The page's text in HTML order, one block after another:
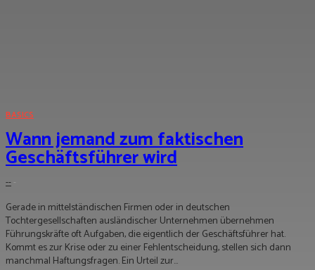
BASICS
Wann jemand zum faktischen
Geschäftsführer wird
-- -
Gerade in mittelständischen Firmen oder in deutschen
Tochtergesellschaften ausländischer Unternehmen übernehmen
Führungskräfte oft Aufgaben, die eigentlich der Geschäftsführer hat.
Kommt es zur Krise oder zu einer Fehlentscheidung, stellen sich dann
manchmal Haftungsfragen. Ein Urteil zur...